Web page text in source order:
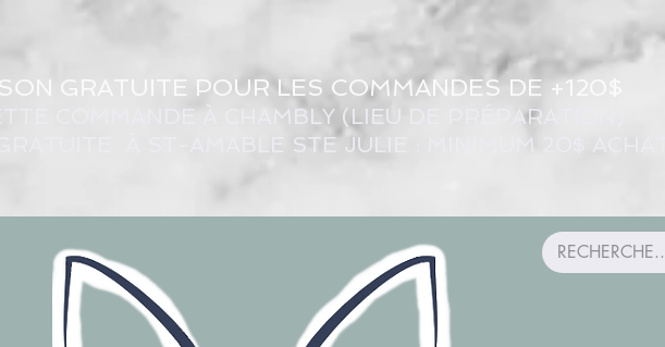
GRATUITE POUR LES COMMANDES DE +120$
COMMANDE À CHAMBLY (LIEU DE PRÉPARATION)
À ST-AMABLE STE JULIE : MINIMUM 20$ ACHAT